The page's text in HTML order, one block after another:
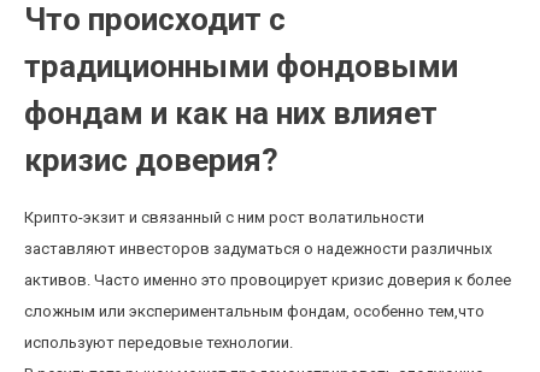
Что происходит с
традиционными фондовыми
фондам и как на них влияет
кризис доверия?
Крипто-экзит и связанный с ним рост волатильности
заставляют инвесторов задуматься о надежности различных
активов. Часто именно это провоцирует кризис доверия к более
сложным или экспериментальным фондам, особенно тем,что
используют передовые технологии.